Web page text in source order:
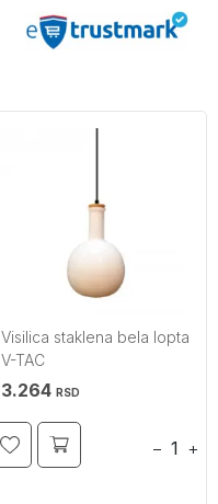
Visilica staklena bela lopta
V-TAC
3.264 RSD
− +